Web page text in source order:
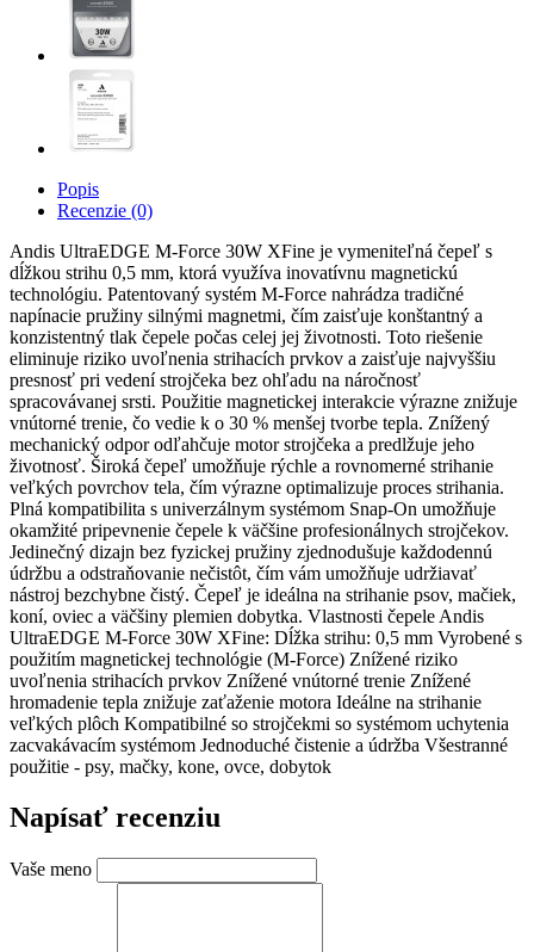
Popis
Recenzie (0)
Andis UltraEDGE M-Force 30W XFine je vymeniteľná čepeľ s
dĺžkou strihu 0,5 mm, ktorá využíva inovatívnu magnetickú
technológiu. Patentovaný systém M-Force nahrádza tradičné
napínacie pružiny silnými magnetmi, čím zaisťuje konštantný a
konzistentný tlak čepele počas celej jej životnosti. Toto riešenie
eliminuje riziko uvoľnenia strihacích prvkov a zaisťuje najvyššiu
presnosť pri vedení strojčeka bez ohľadu na náročnosť
spracovávanej srsti. Použitie magnetickej interakcie výrazne znižuje
vnútorné trenie, čo vedie k o 30 % menšej tvorbe tepla. Znížený
mechanický odpor odľahčuje motor strojčeka a predlžuje jeho
životnosť. Široká čepeľ umožňuje rýchle a rovnomerné strihanie
veľkých povrchov tela, čím výrazne optimalizuje proces strihania.
Plná kompatibilita s univerzálnym systémom Snap-On umožňuje
okamžité pripevnenie čepele k väčšine profesionálnych strojčekov.
Jedinečný dizajn bez fyzickej pružiny zjednodušuje každodennú
údržbu a odstraňovanie nečistôt, čím vám umožňuje udržiavať
nástroj bezchybne čistý. Čepeľ je ideálna na strihanie psov, mačiek,
koní, oviec a väčšiny plemien dobytka. Vlastnosti čepele Andis
UltraEDGE M-Force 30W XFine: Dĺžka strihu: 0,5 mm Vyrobené s
použitím magnetickej technológie (M-Force) Znížené riziko
uvoľnenia strihacích prvkov Znížené vnútorné trenie Znížené
hromadenie tepla znižuje zaťaženie motora Ideálne na strihanie
veľkých plôch Kompatibilné so strojčekmi so systémom uchytenia
zacvakávacím systémom Jednoduché čistenie a údržba Všestranné
použitie - psy, mačky, kone, ovce, dobytok
Napísať recenziu
Vaše meno